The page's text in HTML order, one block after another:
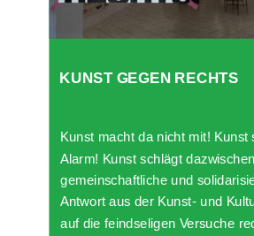
KUNST GEGEN RECHTS
Kunst macht da nicht mit! Kunst
Alarm! Kunst schlägt
gemeinschaftliche und
Antwort aus der Kunst- und
auf die feindseligen Versuche